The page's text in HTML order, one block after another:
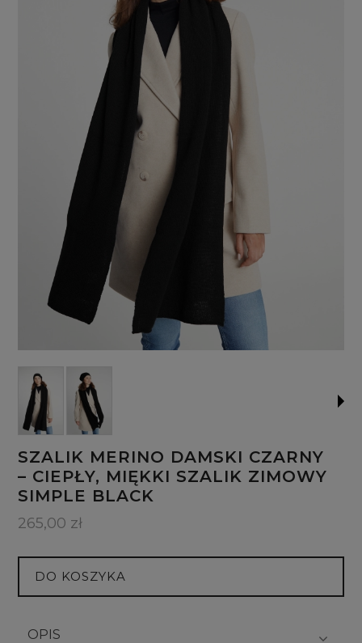
SZALIK MERINO DAMSKI CZARNY
– CIEPŁY, MIĘKKI SZALIK ZIMOWY
SIMPLE BLACK
265,00 zł
DO KOSZYKA
OPIS